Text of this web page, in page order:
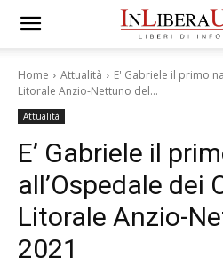
Home Attualità
E' Gabriele il primo
Litorale Anzio-Nettuno del...
Attualità
E’ Gabriele il
all’Ospedale dei
Litorale Anzio-
2021